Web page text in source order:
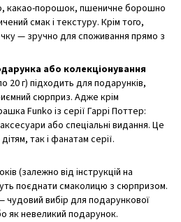
какао-порошок, пшеничне борошно
смак і текстуру. Крім того,
— зручно для споживання прямо з
або колекціонування
20 г) підходить для подарунків,
сюрприз. Адже крім
Funko із серії Гаррі Поттер:
або спеціальні видання. Це
так і фанатам серії.
(залежно від інструкцій на
поєднати смаколицю з сюрпризом.
вибір для подарункової
як невеликий подарунок.